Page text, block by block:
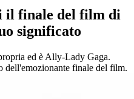
il finale del film di
significato
ed è Ally-Lady Gaga.
dell'emozionante finale del film.